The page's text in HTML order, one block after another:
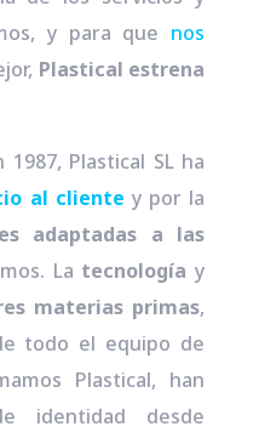
y para que nos
Plastical estrena
Plastical SL ha
al cliente y por la
adaptadas a las
La tecnología y
materias primas,
todo el equipo de
Plastical, han
identidad desde